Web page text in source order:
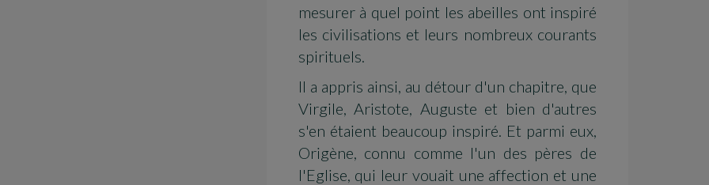
mesurer à quel point les abeilles ont inspiré
les civilisations et leurs nombreux courants
spirituels.
Il a appris ainsi, au détour d'un chapitre, que
Virgile, Aristote, Auguste et bien d'autres
s'en étaient beaucoup inspiré. Et parmi eux,
Origène, connu comme l'un des pères de
l'Eglise, qui leur vouait une affection et une